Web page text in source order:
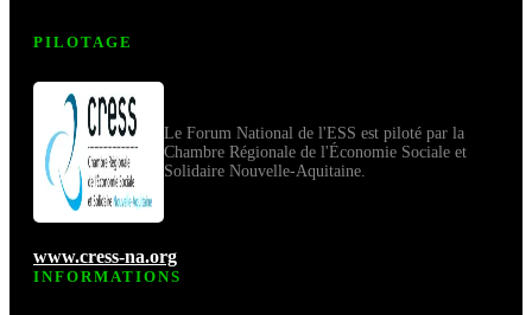
PILOTAGE
Le Forum National de l'ESS est piloté par la
Chambre Régionale de l'Économie Sociale et
Solidaire Nouvelle-Aquitaine.
www.cress-na.org
INFORMATIONS